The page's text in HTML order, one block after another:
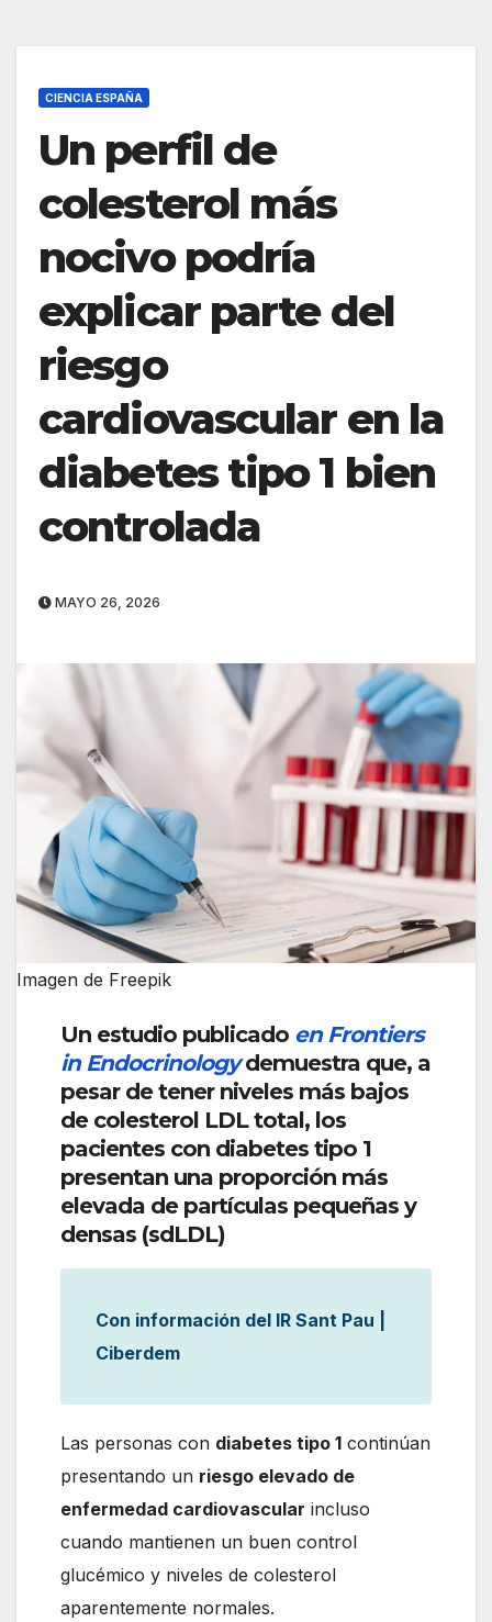
CIENCIA ESPAÑA
Un perfil de
colesterol más
nocivo podría
explicar parte del
riesgo
cardiovascular en la
diabetes tipo 1 bien
controlada
MAYO 26, 2026
Imagen de Freepik
Un estudio publicado en Frontiers
in Endocrinologydemuestra que, a
pesar de tener niveles más bajos
de colesterol LDL total, los
pacientes con diabetes tipo 1
presentan una proporción más
elevada de partículas pequeñas y
densas (sdLDL)
Con información del IR Sant Pau |
Ciberdem
Las personas con diabetes tipo 1 continúan
presentando un riesgo elevado de
enfermedad cardiovascular incluso
cuando mantienen un buen control
glucémico y niveles de colesterol
aparentemente normales.